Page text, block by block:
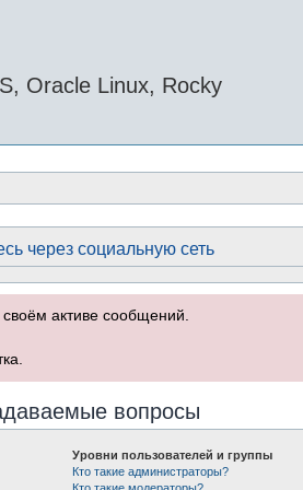
Oracle Linux, Rocky
через социальную сеть
активе сообщений.
вопросы
Уровни пользователей и группы
Кто такие администраторы?